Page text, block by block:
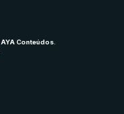
AYA Conteúdos